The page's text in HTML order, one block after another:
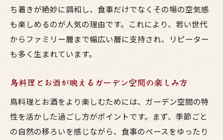
ち着きが絶妙に調和し、食事だけでなくその場の空気感
も楽しめるのが人気の理由です。これにより、若い世代
からファミリー層まで幅広い層に支持され、リピーター
も多く生まれています。
鳥料理とお酒が映えるガーデン空間の楽しみ方
鳥料理とお酒をより楽しむためには、ガーデン空間の特
性を活かした過ごし方がポイントです。まず、季節ごと
の自然の移ろいを感じながら、食事のペースをゆったり